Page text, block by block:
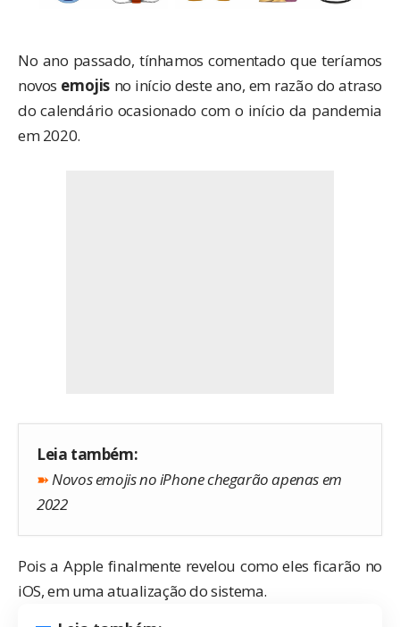
No ano passado, tínhamos comentado que teríamos
novos emojis no início deste ano, em razão do atraso
do calendário ocasionado com o início da pandemia
em 2020.
Leia também:
➽Novos emojis no iPhone chegarão apenas em
2022
Pois a Apple finalmente revelou como eles ficarão no
iOS, em uma atualização do sistema.